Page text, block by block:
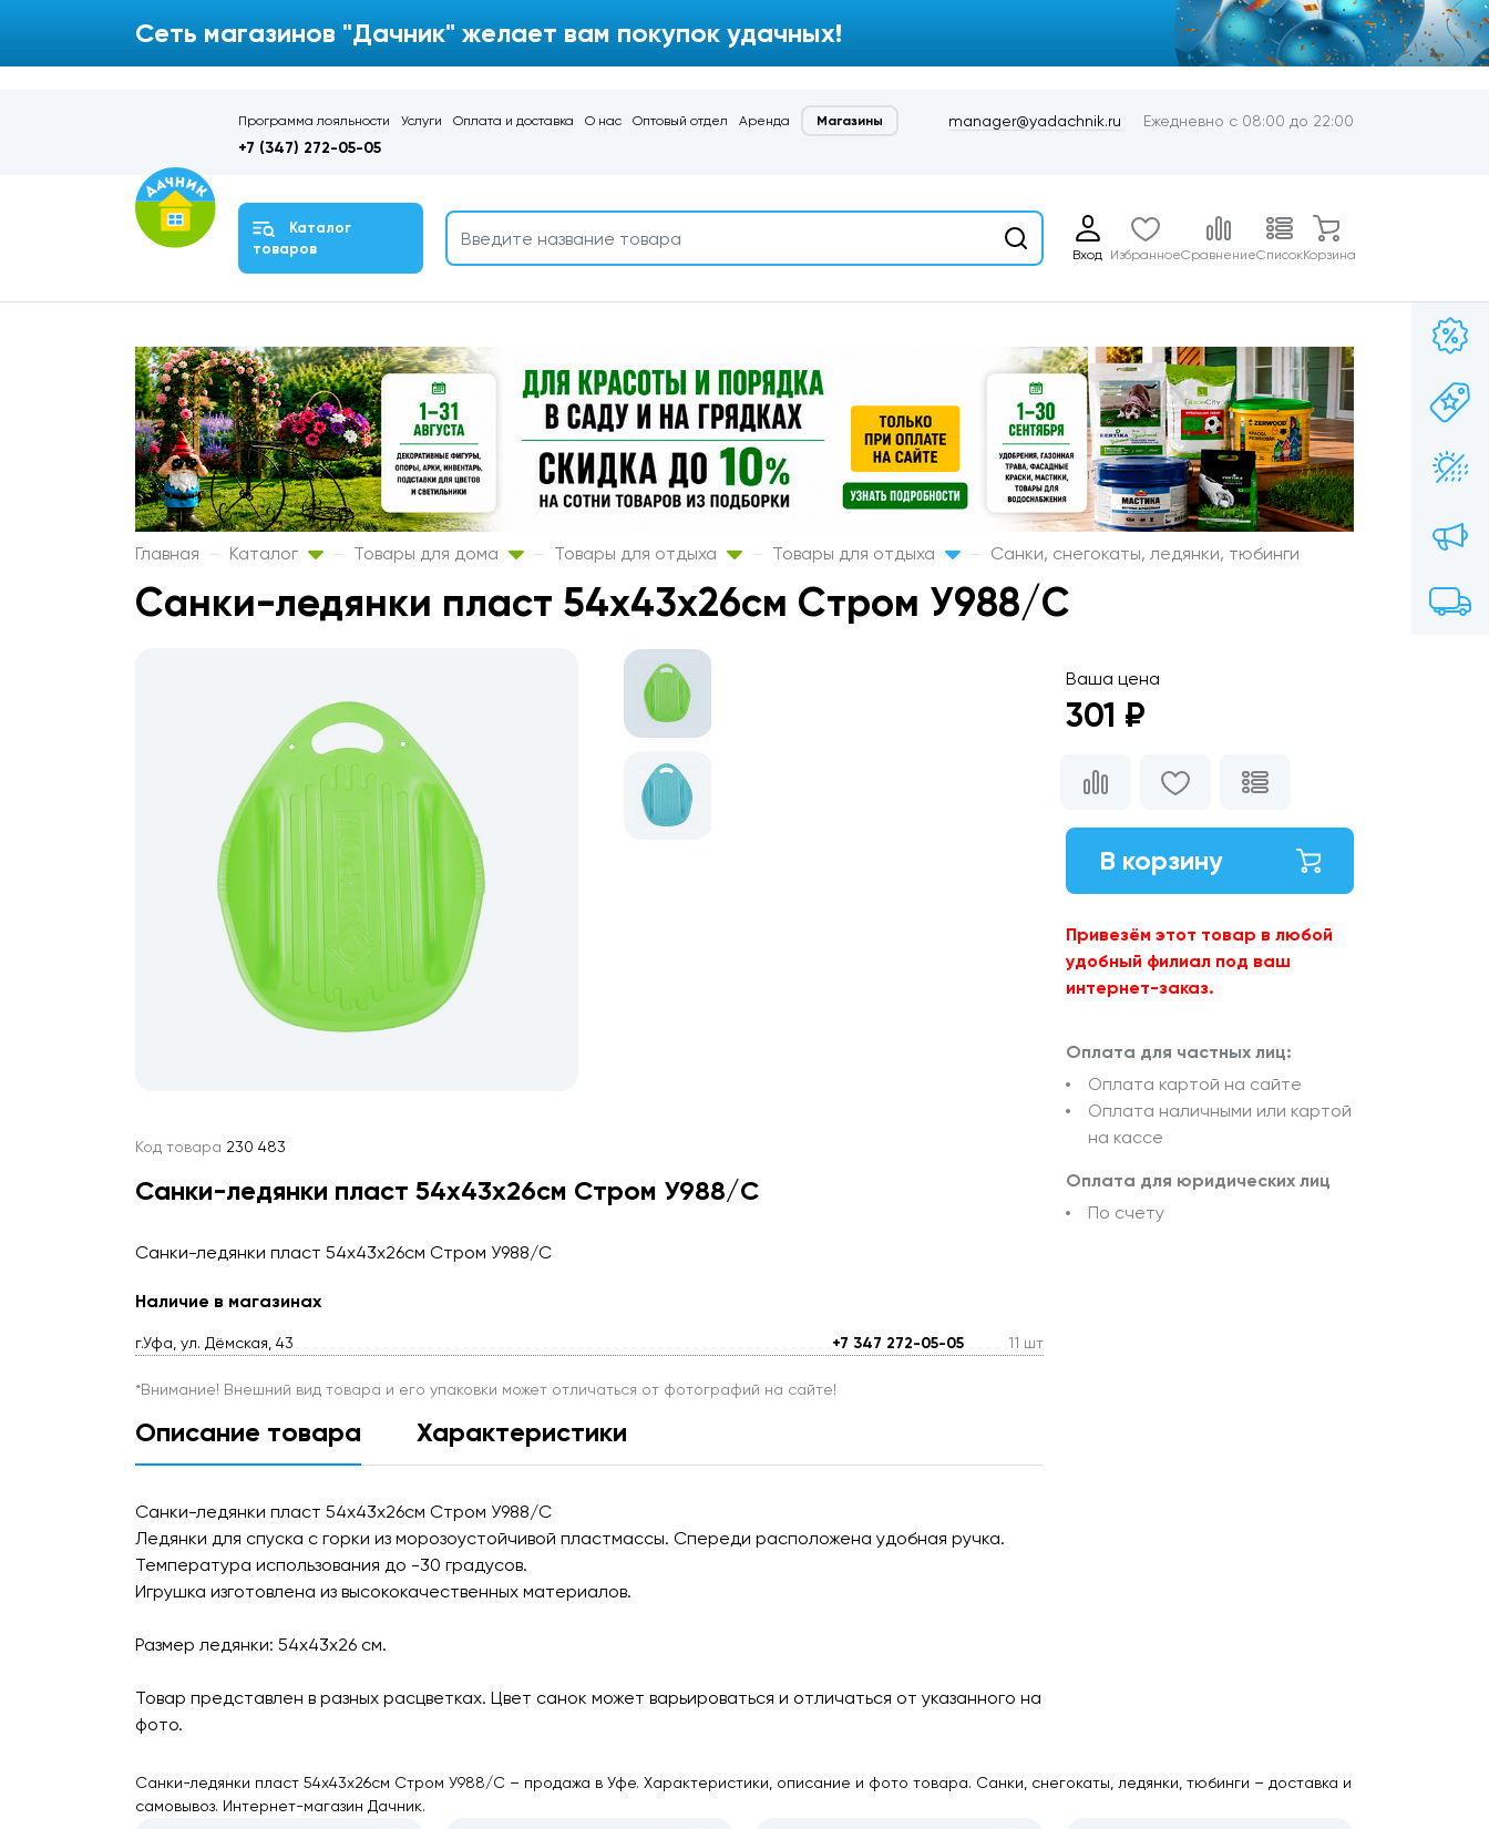
Сеть магазинов "Дачник" желает вам покупок удачных!
Программа лояльности Услуги Оплата и доставка О нас Оптовый отдел Аренда Магазины manager@yadachnik.ru Ежедневно с 08:00 до 22:00
+7 (347) 272-05-05
Каталог
товаров
Вход ИзбранноеСравнениеСписокКорзина
Главная Каталог Товары для дома Товары для отдыха Товары для отдыха Санки, снегокаты, ледянки, тюбинги
Санки-ледянки пласт 54х43х26см Стром У988/С
Код товара 230 483
Санки-ледянки пласт 54х43х26см Стром У988/С
Санки-ледянки пласт 54х43х26см Стром У988/С
Наличие в магазинах
г.Уфа, ул. Дёмская, 43 +7 347 272-05-05 11 шт
*Внимание! Внешний вид товара и его упаковки может отличаться от фотографий на сайте!
Описание товара Характеристики
Санки-ледянки пласт 54х43х26см Стром У988/С
Ледянки для спуска с горки из морозоустойчивой пластмассы. Спереди расположена удобная ручка.
Температура использования до -30 градусов.
Игрушка изготовлена из высококачественных материалов.
Размер ледянки: 54х43х26 см.
Товар представлен в разных расцветках. Цвет санок может варьироваться и отличаться от указанного на
фото.
Ваша цена
301 ₽
В корзину
Привезём этот товар в любой
удобный филиал под ваш
интернет-заказ.
Оплата для частных лиц:
Оплата картой на сайте
Оплата наличными или картой
на кассе
Оплата для юридических лиц
По счету
Санки-ледянки пласт 54х43х26см Стром У988/С – продажа в Уфе. Характеристики, описание и фото товара. Санки, снегокаты, ледянки, тюбинги – доставка и
самовывоз. Интернет-магазин Дачник.